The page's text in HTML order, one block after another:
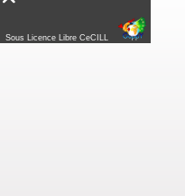
Sous Licence Libre CeCILL